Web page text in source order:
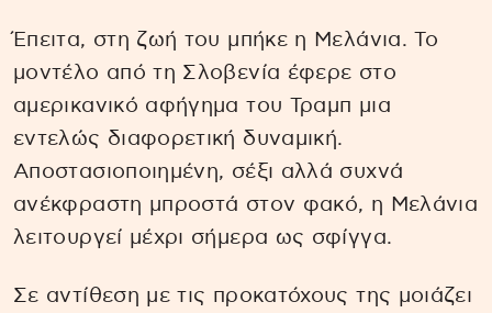
Έπειτα, στη ζωή του μπήκε η Μελάνια. Το
μοντέλο από τη Σλοβενία έφερε στο
αμερικανικό αφήγημα του Τραμπ μια
εντελώς διαφορετική δυναμική.
Αποστασιοποιημένη, σέξι αλλά συχνά
ανέκφραστη μπροστά στον φακό, η Μελάνια
λειτουργεί μέχρι σήμερα ως σφίγγα.
Σε αντίθεση με τις προκατόχους της μοιάζει